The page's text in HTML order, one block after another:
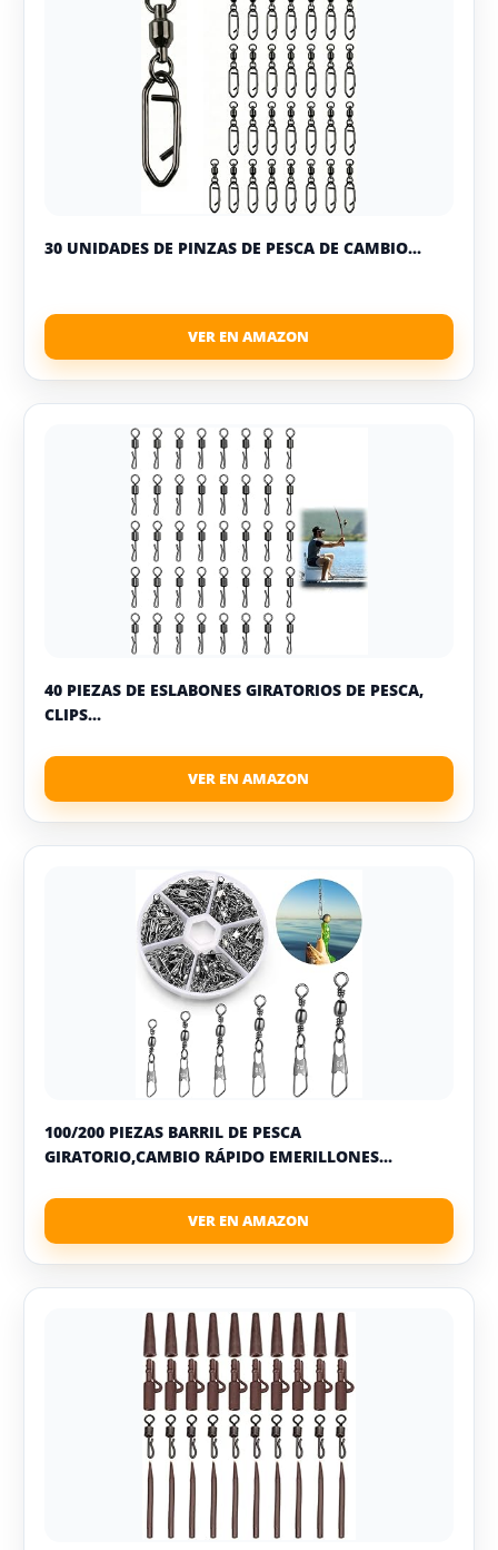
30 UNIDADES DE PINZAS DE PESCA DE CAMBIO...
40 PIEZAS DE ESLABONES GIRATORIOS DE PESCA,
CLIPS...
100/200 PIEZAS BARRIL DE PESCA
GIRATORIO,CAMBIO RÁPIDO EMERILLONES...